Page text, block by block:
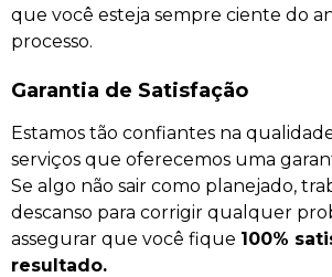
que você esteja sempre ciente do
processo.
Garantia de Satisfação
Estamos tão confiantes na
serviços que oferecemos uma
Se algo não sair como planejado,
descanso para corrigir qualquer
assegurar que você fique 100%
resultado.